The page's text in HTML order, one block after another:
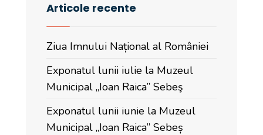
Articole recente
Ziua Imnului Național al României
Exponatul lunii iulie la Muzeul
Municipal „Ioan Raica” Sebeş
Exponatul lunii iunie la Muzeul
Municipal „Ioan Raica” Sebeș